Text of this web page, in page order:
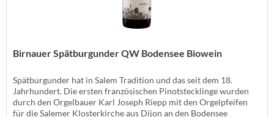
Birnauer Spätburgunder QW Bodensee Biowein
Spätburgunder hat in Salem Tradition und das seit dem 18.
Jahrhundert. Die ersten französischen Pinotstecklinge wurden
durch den Orgelbauer Karl Joseph Riepp mit den Orgelpfeifen
für die Salemer Klosterkirche aus Dijon an den Bodensee